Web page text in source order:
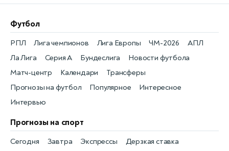
Футбол
Новости футбола
РПЛ
Матч-центр
Лига чемпионов
Календари
Лига Европы
Трансферы
ЧМ-2026
Прогнозы на футбол
АПЛ
Популярное
Ла Лига
Интересное
Серия А
Интервью
Бундеслига
Прогнозы на спорт
Сегодня
Завтра Экспрессы Дерзкая ставка